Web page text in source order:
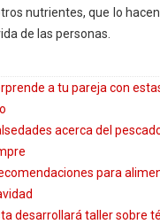
nutrientes, que lo
de las personas.
a tu pareja con
acerca del
para
desarrollará taller sobre